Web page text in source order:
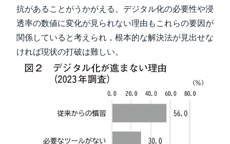
抗があることがうかがえる。デジタル化の必要性や浸
透率の数値に変化が見られない理由もこれらの要因が
関係していると考えられ，根本的な解決法が見出せな
ければ現状の打破は難しい。